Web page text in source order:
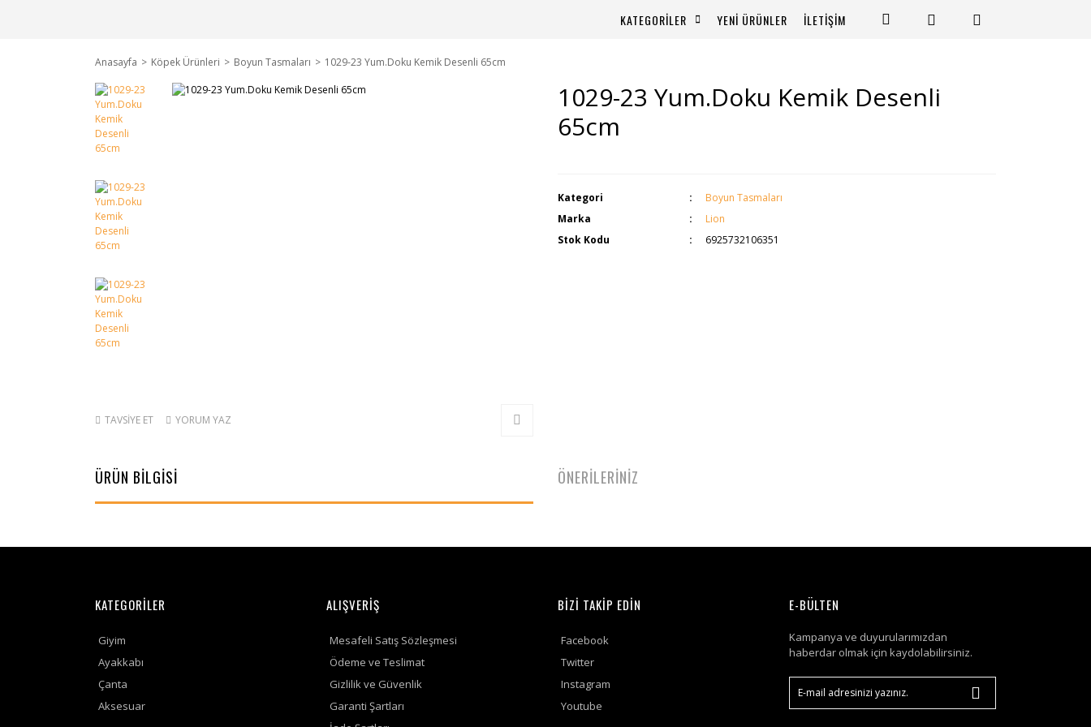
KATEGORİLER YENİ ÜRÜNLER İLETİŞİM
Anasayfa Köpek Ürünleri Boyun Tasmaları 1029-23 Yum.Doku Kemik Desenli 65cm
TAVSİYE ET YORUM YAZ
1029-23 Yum.Doku Kemik Desenli
65cm
Kategori
Boyun Tasmaları
Marka
Lion
Stok Kodu
6925732106351
ÜRÜN BİLGİSİ ÖNERİLERİNİZ
KATEGORİLER
Giyim
Ayakkabı
Çanta
Aksesuar
ALIŞVERİŞ
Mesafeli Satış Sözleşmesi
Ödeme ve Teslimat
Gizlilik ve Güvenlik
Garanti Şartları
BİZİ TAKİP EDİN
Facebook
Twitter
Instagram
Youtube
E-BÜLTEN
Kampanya ve duyurularımızdan
haberdar olmak için kaydolabilirsiniz.